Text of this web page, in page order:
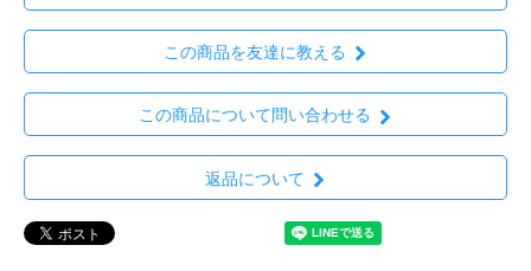
この商品を友達に教える
この商品について問い合わせる
返品について